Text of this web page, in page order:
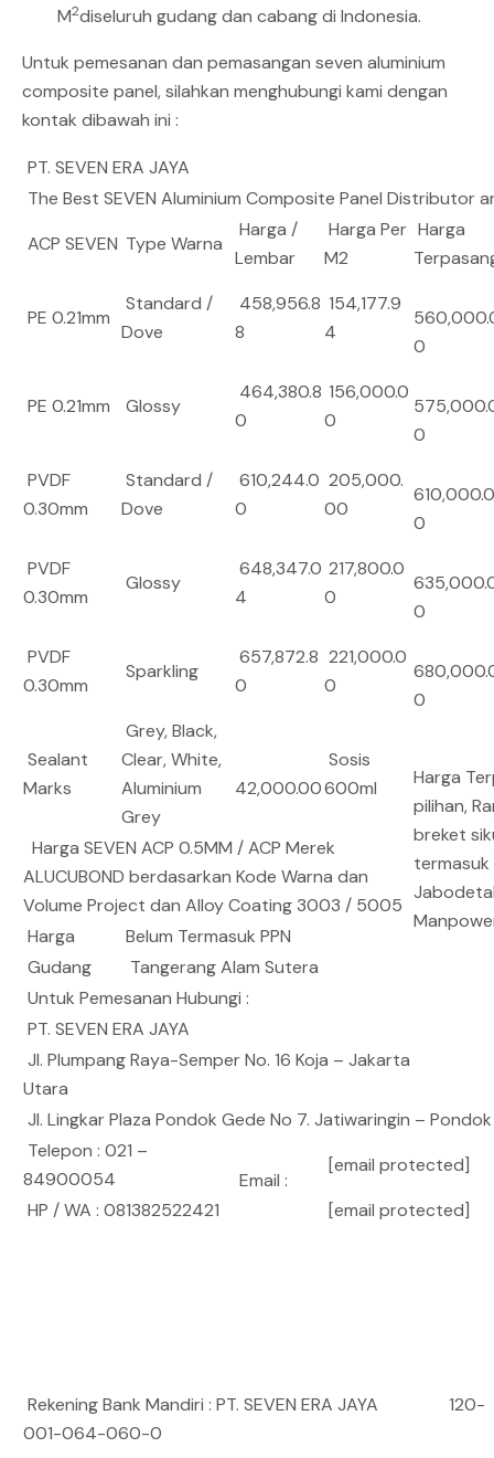
M2diseluruh gudang dan cabang di Indonesia.
Untuk pemesanan dan pemasangan seven aluminium
composite panel, silahkan menghubungi kami dengan
kontak dibawah ini :
PT. SEVEN ERA JAYA
The Best SEVEN Aluminium Composite Panel Distributor
ACP SEVEN Type Warna
Harga /
Lembar
Harga Per
M2
Harga
PE 0.21mm
Standard /
Dove
458,956.8
8
154,177.9
4
0
PE 0.21mm Glossy
464,380.8
0
156,000.0
0
0
PVDF
0.30mm
Standard /
Dove
610,244.0
0
205,000.
00
610,000.0
0
PVDF
0.30mm
Glossy
648,347.0
4
217,800.0
0
0
PVDF
0.30mm
Sparkling
657,872.8
0
221,000.0
0
0
Sealant
Marks
Grey, Black,
Clear, White,
Aluminium
Grey
42,000.00
Sosis
600ml
Harga
pilihan,
breket
termasuk
Harga SEVEN ACP 0.5MM / ACP Merek
ALUCUBOND berdasarkan Kode Warna dan
Volume Project dan Alloy Coating 3003 / 5005
Harga
Belum Termasuk PPN
Gudang
Tangerang Alam Sutera
Untuk Pemesanan Hubungi :
PT. SEVEN ERA JAYA
Jl. Plumpang Raya-Semper No. 16 Koja – Jakarta
Utara
Jl. Lingkar Plaza Pondok Gede No 7. Jatiwaringin –
Telepon : 021 –
84900054
Email :
[email protected]
HP / WA : 081382522421
[email protected]
Rekening Bank Mandiri : PT. SEVEN ERA JAYA 120-
001-064-060-0